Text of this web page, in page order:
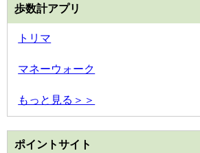
歩数計アプリ
トリマ
マネーウォーク
もっと見る＞＞
ポイントサイト